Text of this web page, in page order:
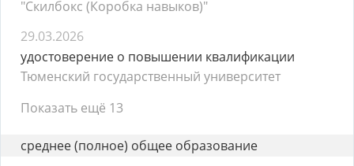
"Скилбокс (Коробка навыков)"
29.03.2026
удостоверение о повышении квалификации
Тюменский государственный университет
Показать ещё 13
среднее (полное) общее образование